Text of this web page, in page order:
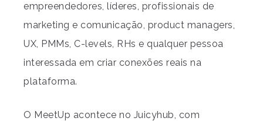
empreendedores, líderes, profissionais de
marketing e comunicação, product managers,
UX, PMMs, C-levels, RHs e qualquer pessoa
interessada em criar conexões reais na
plataforma.
O MeetUp acontece no Juicyhub, com